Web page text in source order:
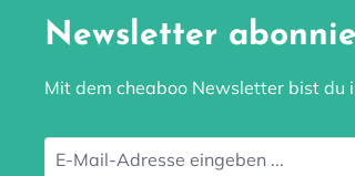
Newsletter
Mit dem cheaboo Newsletter bist du